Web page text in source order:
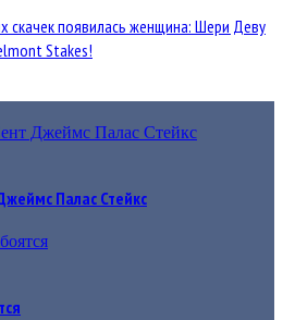
скачек появилась женщина: Шери Деву
Stakes!
Палас Стейкс